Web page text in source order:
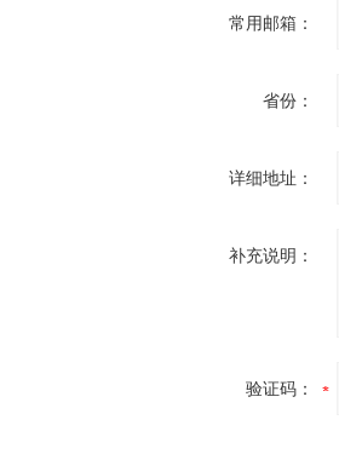
常用邮箱：
省份：
详细地址：
补充说明：
验证码：